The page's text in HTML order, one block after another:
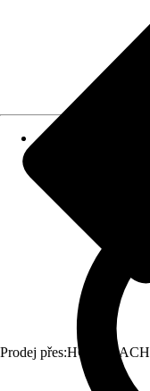
Prodej přes:HORNBACH